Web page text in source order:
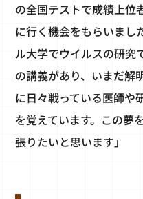
の全国テストで成績上位
に行く機会をもらいまし
ル大学でウイルスの研究
の講義があり、いまだ解
に日々戦っている医師や
を覚えています。この夢
張りたいと思います」